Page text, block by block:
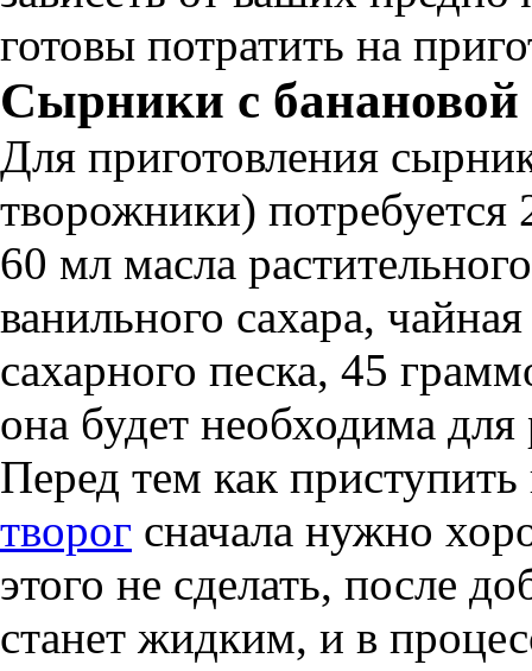
готовы потратить на
Сырники с банановой
Для приготовления
творожники) потребуется
60 мл масла
ванильного сахара,
сахарного песка, 45
она будет необходима для
Перед тем как
творог сначала нужно
этого не сделать, после
станет жидким, и в